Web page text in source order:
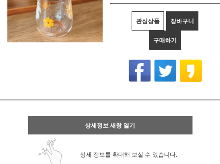
관심상품 장바구니
구매하기
상세정보 새창 열기
상세 정보를 확대해 보실 수 있습니다.